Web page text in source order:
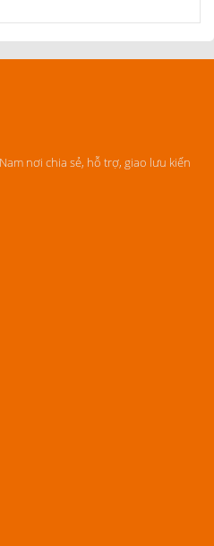
nơi chia sẻ, hỗ trợ, giao lưu kiến